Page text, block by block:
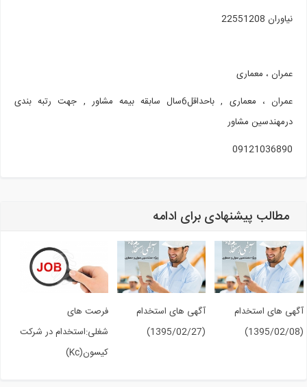
نياوران 22551208
عمران ، معماری
عمران ، معماری , باحداقل6سال سابقه بیمه مشاور , جهت رتبه بندی
درمهندسین مشاور
09121036890
مطالب پیشنهادی برای ادامه
های استخدام
آگهی های استخدام
فرصت های
شغلی:استخدام در شرکت
کیسون(Kc)